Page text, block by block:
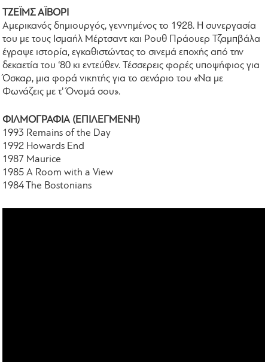
ΤΖΕΪΜΣ ΑΪΒΟΡΙ
Αμερικανός δημιουργός, γεννημένος το 1928. Η συνεργασία
του με τους Ισμαήλ Μέρτσαντ και Ρουθ Πράουερ Τζαμπβάλα
έγραψε ιστορία, εγκαθιστώντας το σινεμά εποχής από την
δεκαετία του ‘80 κι εντεύθεν. Τέσσερεις φορές υποψήφιος για
Όσκαρ, μια φορά νικητής για το σενάριο του «Να με
Φωνάζεις με τ' Όνομά σου».
ΦΙΛΜΟΓΡΑΦΙΑ (ΕΠΙΛΕΓΜΕΝΗ)
1993 Remains of the Day
1992 Howards End
1987 Maurice
1985 A Room with a View
1984 The Bostonians